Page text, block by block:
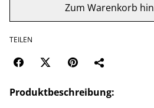
Zum Warenkorb
TEILEN
Produktbeschreibung: